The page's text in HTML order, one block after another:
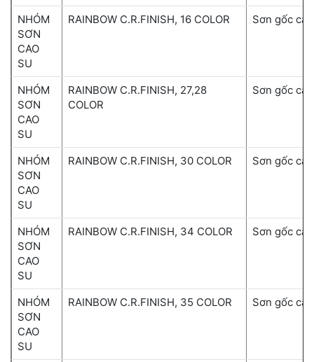
NHÓM
SƠN
CAO
SU
RAINBOW C.R.FINISH, 16 COLOR Sơn gốc
NHÓM
SƠN
CAO
SU
RAINBOW C.R.FINISH, 27,28
COLOR
Sơn gốc
NHÓM
SƠN
CAO
SU
RAINBOW C.R.FINISH, 30 COLOR Sơn gốc
NHÓM
SƠN
CAO
SU
RAINBOW C.R.FINISH, 34 COLOR Sơn gốc
NHÓM
SƠN
CAO
SU
RAINBOW C.R.FINISH, 35 COLOR Sơn gốc